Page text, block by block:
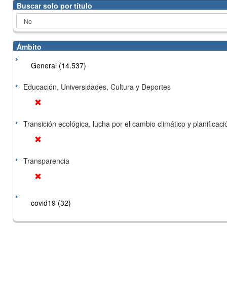
Buscar solo por título
Ámbito
General (14.537)
Educación, Universidades, Cultura y Deportes
Transición ecológica, lucha por el cambio climático y
Transparencia
covid19 (32)